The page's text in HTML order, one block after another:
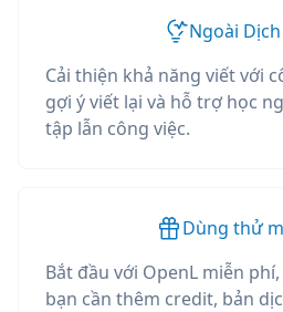
Ngoài
Cải thiện khả năng viết với
gợi ý viết lại và hỗ trợ học
tập lẫn công việc.
Dùng thử
Bắt đầu với OpenL miễn
bạn cần thêm credit, bản